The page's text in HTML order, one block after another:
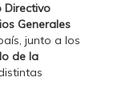
Directivo
Generales
junto a los
de la